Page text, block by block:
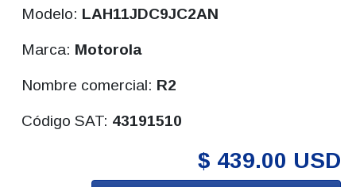
Modelo: LAH11JDC9JC2AN
Marca: Motorola
Nombre comercial: R2
Código SAT: 43191510
$ 439.00 USD